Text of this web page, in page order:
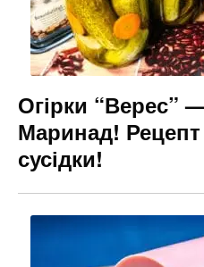
Огірки “Верес”
Маринад!
сусідки!